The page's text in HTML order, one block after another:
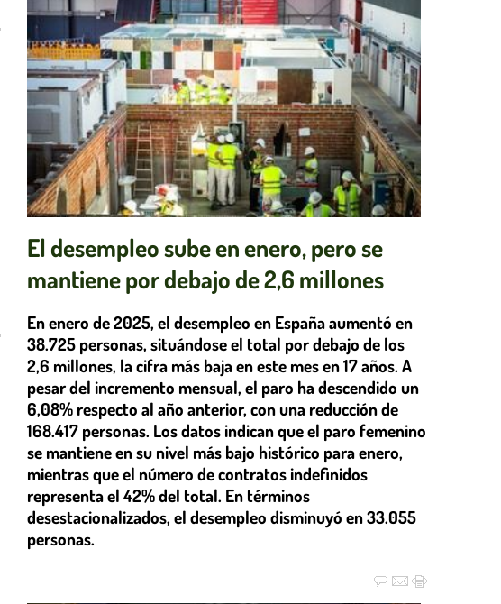
El desempleo sube en enero, pero se
mantiene por debajo de 2,6 millones
En enero de 2025, el desempleo en España aumentó en
38.725 personas, situándose el total por debajo de los
2,6 millones, la cifra más baja en este mes en 17 años. A
pesar del incremento mensual, el paro ha descendido un
6,08% respecto al año anterior, con una reducción de
168.417 personas. Los datos indican que el paro femenino
se mantiene en su nivel más bajo histórico para enero,
mientras que el número de contratos indefinidos
representa el 42% del total. En términos
desestacionalizados, el desempleo disminuyó en 33.055
personas.